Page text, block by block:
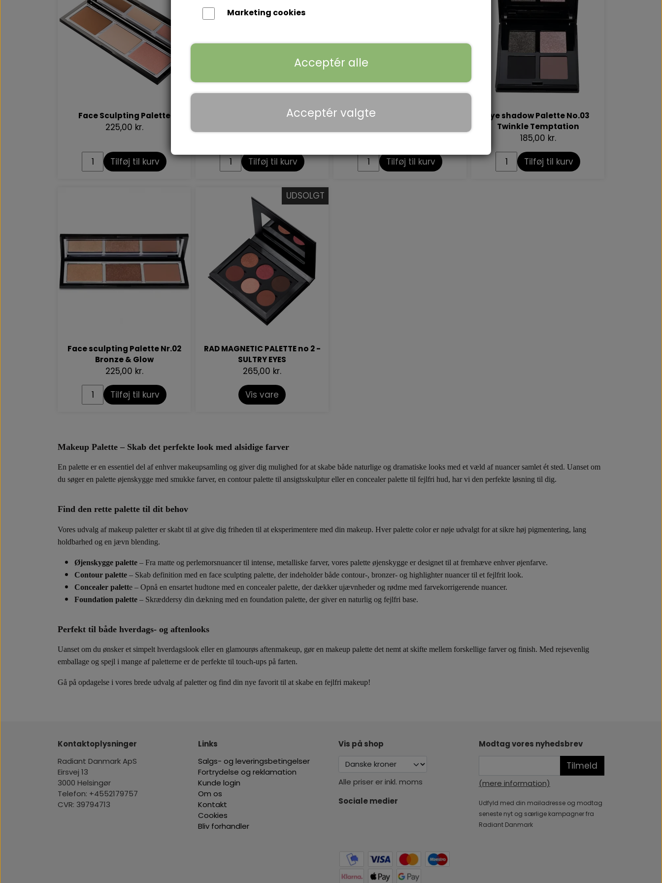
Face Sculpting Palette
225,00 kr.
Tilføj til kurv
Eyeshadow Palette Kiss &
Tilføj til kurv
Eye shadow Palette No.02
Tilføj til kurv
Eye shadow Palette No.03
Twinkle Temptation
185,00 kr.
Tilføj til kurv
Face sculpting Palette Nr.02
Bronze & Glow
225,00 kr.
Tilføj til kurv
UDSOLGT
RAD MAGNETIC PALETTE no 2 -
SULTRY EYES
265,00 kr.
Vis vare
Makeup Palette – Skab det perfekte look med alsidige farver
En palette er en essentiel del af enhver makeupsamling og giver dig mulighed for at skabe både naturlige og dramatiske looks med et væld af nuancer samlet ét sted. Uanset om
du søger en palette øjenskygge med smukke farver, en contour palette til ansigtsskulptur eller en concealer palette til fejlfri hud, har vi den perfekte løsning til dig.
Find den rette palette til dit behov
Vores udvalg afmakeup paletter er skabt til at give dig friheden til at eksperimentere med din makeup. Hver palette color er nøje udvalgt for at sikre høj pigmentering, lang
holdbarhed og en jævn blending.
Øjenskygge palette – Fra matte og perlemorsnuancer til intense, metalliske farver, vores palette øjenskygge er designet til at fremhæve enhver øjenfarve.
Contour palette – Skab definition med en face sculpting palette, der indeholder både contour-, bronzer- og highlighter nuancer til et fejlfrit look.
Concealer palette – Opnå en ensartet hudtone med en concealer palette, der dækker ujævnheder og rødme med farvekorrigerende nuancer.
Foundation palette – Skræddersy din dækning med en foundation palette, der giver en naturlig og fejlfri base.
Perfekt til både hverdags- og aftenlooks
Uanset om du ønsker et simpelt hverdagslook eller en glamourøs aftenmakeup, gør en makeup palette det nemt at skifte mellem forskellige farver og finish. Med rejsevenlig
emballage og spejl i mange af paletterne er de perfekte til touch-ups på farten.
Gå på opdagelse i vores brede udvalg afpaletter og find din nye favorit til at skabe en fejlfri makeup!
Kontaktoplysninger
Radiant Danmark ApS
Eirsvej 13
3000 Helsingør
Telefon: +4552179757
CVR: 39794713
Links
Salgs- og leveringsbetingelser
Fortrydelse og reklamation
Kunde login
Om os
Kontakt
Cookies
Bliv forhandler
Vis på shop
Alle priser er inkl. moms
Sociale medier
Modtag vores nyhedsbrev
Tilmeld
(mere information)
Udfyld med din mailadresse og modtag
seneste nyt og særlige kampagner fra
Radiant Danmark
Marketing cookies
Acceptér alle
Acceptér valgte